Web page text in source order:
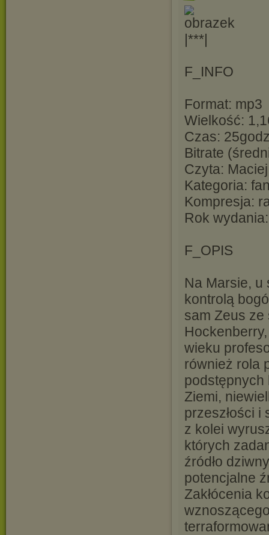
|***|
F_INFO
Format: mp3
Wielkość:
Czas:
Bitrate
Czyta:
Kategoria:
Kompresja:
Rok
F_OPIS
Na Marsie, u
kontrolą
sam Zeus
wieku
również rola
podstępnych
Ziemi,
przeszłości
z kolei
których
źródło
potencjalne
Zakłócenia